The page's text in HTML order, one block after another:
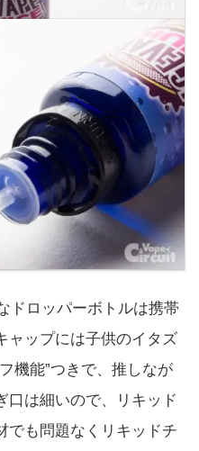
ドロッパーボトルは携帯
ャップには子供のイタズ
機能”つきで、推しなが
口は細いので、リキッド
でも問題なくリキッドチ